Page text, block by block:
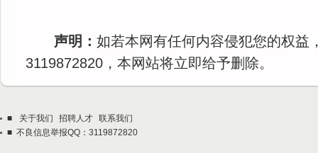
声明： 如若本网有任何内容侵犯您的权益
3119872820，本网站将立即给予删除。
■ 关于我们 招聘人才 联系我们
■ 不良信息举报QQ：3119872820